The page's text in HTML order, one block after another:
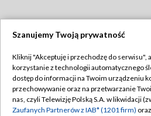
TVP
Abonament TVP
Emisja w TVP
Regulamin
Polityka
Szanujemy Twoją prywatność
Kliknij "Akceptuję i przechodzę do serwisu",
korzystanie z technologii automatycznego
dostęp do informacji na Twoim urządzeniu
przechowywanie oraz na przetwarzanie
nas, czyli Telewizję Polską S.A. w likwidacji
Zaufanych Partnerów z IAB* (1201 firm)